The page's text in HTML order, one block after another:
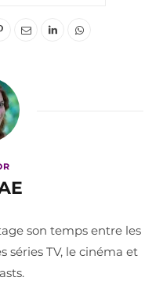
son temps entre les
séries TV, le cinéma et